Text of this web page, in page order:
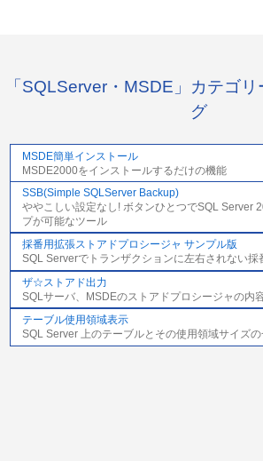
「SQLServer・MSDE」カテゴ
グ
MSDE簡単インストール
MSDE2000をインストールするだけの機能
SSB(Simple SQLServer Backup)
ややこしい設定なし! ボタンひとつでSQL Server
プが可能なツール
採番用拡張ストアドプロシージャ サンプル版
SQL Serverでトランザクションに左右されない採
ザ☆ストアド出力
SQLサーバ、MSDEのストアドプロシージャの内
テーブル使用領域表示
SQL Server 上のテーブルとその使用領域サイズ